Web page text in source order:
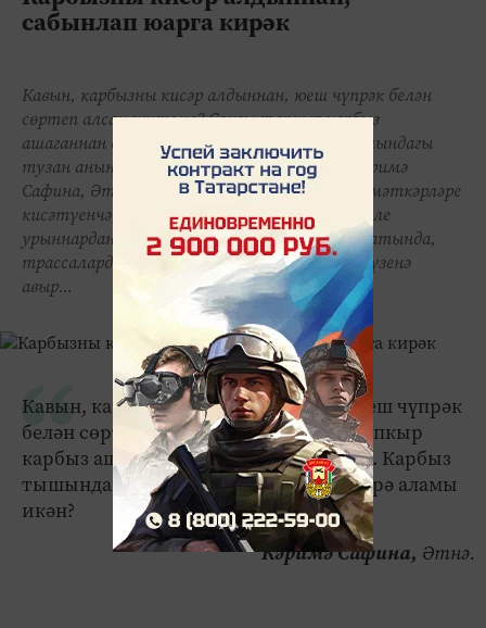
сабынлап юарга кирәк
Кавын, карбызны кисәр алдыннан, юеш чүпрәк белән
сөртеп алсаң җитәме? Соңгы тапкыр карбыз
ашаганнан соң, эчем авыртты. Карбыз тышындагы
тузан аның эченә үтеп керә аламы икән? Кәримә
Сафина, Әтнә. Роспотребнадзор идарәсе хезмәткәрләре
кисәтүенчә, кавын, карбызларны бары тиешле
урыннардан гына сатып алырга кирәк. Юл чатында,
трассаларда сатыла торган җиләк-җимеш үзенә
авыр...
Кавын, карбызны кисәр алдыннан, юеш чүпрәк
белән сөртеп алсаң җитәме? Соңгы тапкыр
карбыз ашаганнан соң, эчем авыртты. Карбыз
тышындагы тузан аның эченә үтеп керә аламы
икән?
Кәримә Сафина, Әтнә.